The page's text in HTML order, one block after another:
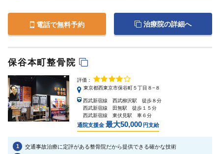
電話で無料予約 治療院の詳細へ
保谷本町整骨院
評価：
東京都西東京市保谷町５丁目８−８
西武新宿線 西武柳沢駅 徒歩８分
西武新宿線 田無駅 徒歩１５分
西武新宿線 東伏見駅 車６分
通院支援金 最大50,000 円支給
1
交通事故治療に定評がある整骨院だから提供できる確かな技術